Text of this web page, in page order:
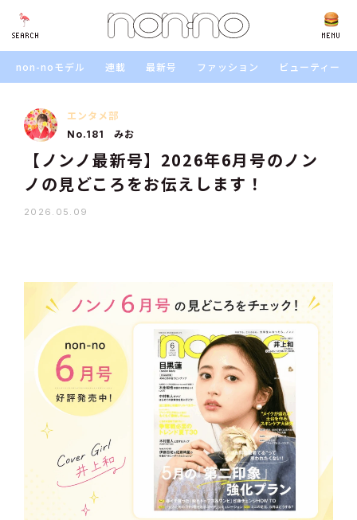
SEARCH MENU
SEARCH
non-noモデル 連載 最新号 ファッション ビューティー
エンタメ部
No.181 みお
【ノンノ最新号】2026年6月号のノン
ノの見どころをお伝えします！
2026.05.09